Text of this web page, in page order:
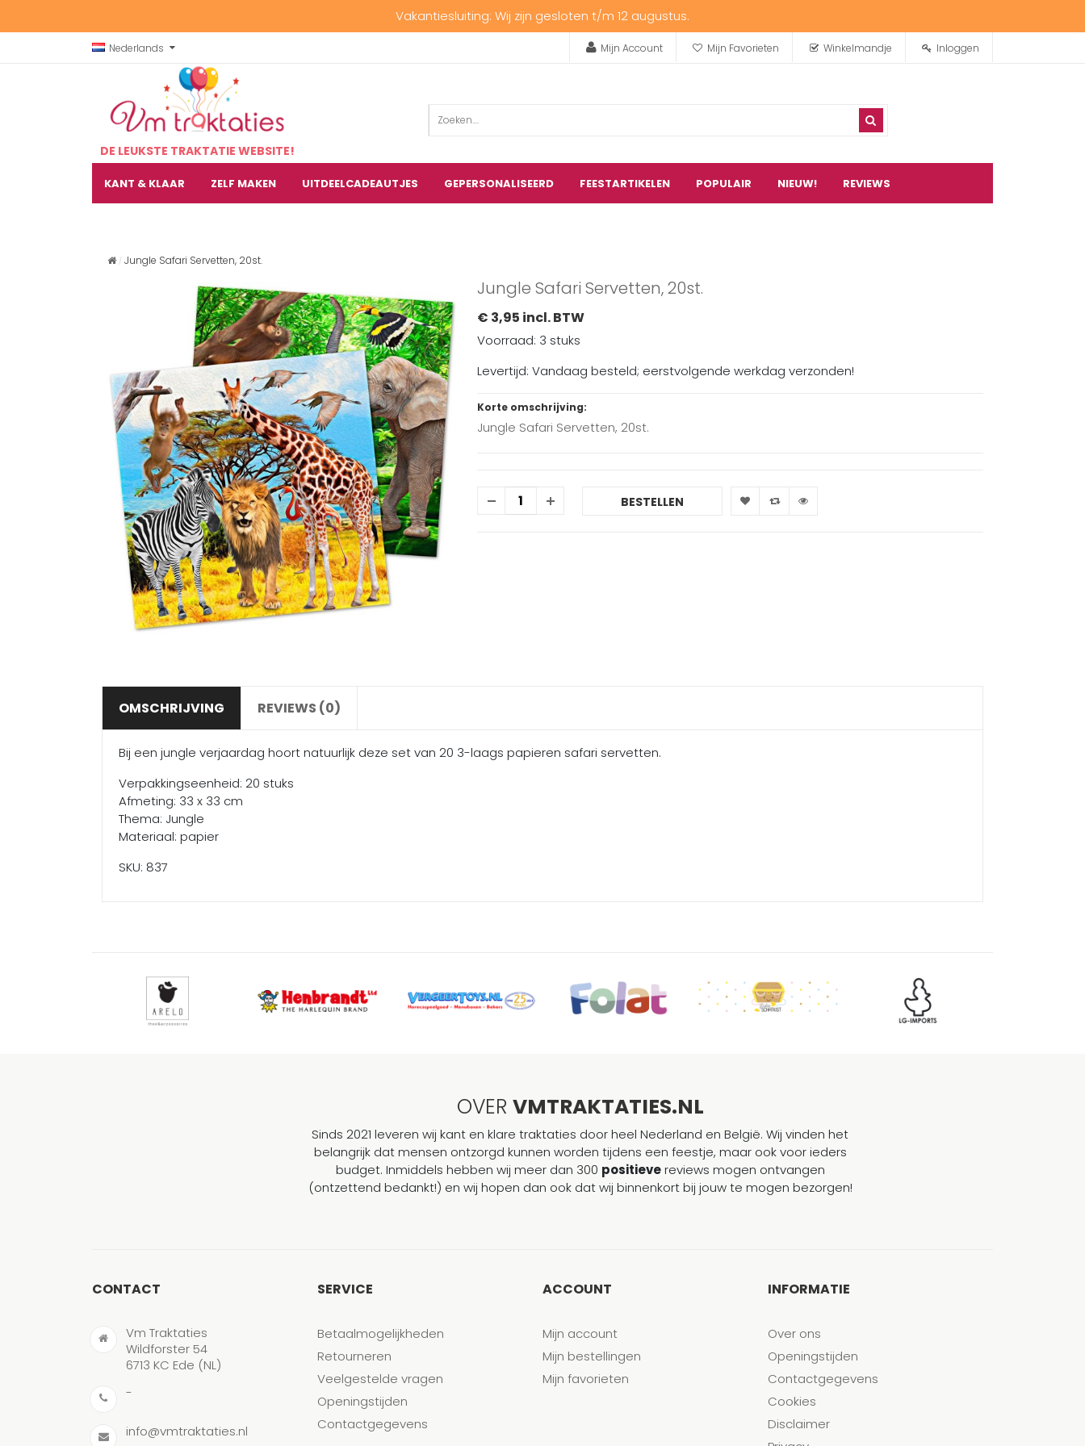
Vakantiesluiting: Wij zijn gesloten t/m 12 augustus.
Nederlands Mijn Account Mijn Favorieten Winkelmandje Inloggen
DE LEUKSTE TRAKTATIE WEBSITE!
KANT & KLAAR ZELF MAKEN UITDEELCADEAUTJES GEPERSONALISEERD FEESTARTIKELEN POPULAIR NIEUW! REVIEWS
Jungle Safari Servetten, 20st.
Jungle Safari Servetten, 20st.
€ 3,95 incl. BTW
Voorraad: 3 stuks
Levertijd: Vandaag besteld; eerstvolgende werkdag verzonden!
Korte omschrijving:
Jungle Safari Servetten, 20st.
BESTELLEN
OMSCHRIJVING REVIEWS (0)
Bij een jungle verjaardag hoort natuurlijk deze set van 20 3-laags papieren safari servetten.
Verpakkingseenheid: 20 stuks
Afmeting: 33 x 33 cm
Thema: Jungle
Materiaal: papier
SKU: 837
OVER VMTRAKTATIES.NL
Sinds 2021 leveren wij kant en klare traktaties door heel Nederland en België. Wij vinden het
belangrijk dat mensen ontzorgd kunnen worden tijdens een feestje, maar ook voor ieders
budget. Inmiddels hebben wij meer dan 300 positievereviews mogen ontvangen
(ontzettend bedankt!) en wij hopen dan ook dat wij binnenkort bij jouw te mogen bezorgen!
CONTACT
Vm Traktaties
Wildforster 54
6713 KC Ede (NL)
-
info@vmtraktaties.nl
SERVICE
Betaalmogelijkheden
Retourneren
Veelgestelde vragen
Openingstijden
Contactgegevens
ACCOUNT
Mijn account
Mijn bestellingen
Mijn favorieten
INFORMATIE
Over ons
Openingstijden
Contactgegevens
Cookies
Disclaimer